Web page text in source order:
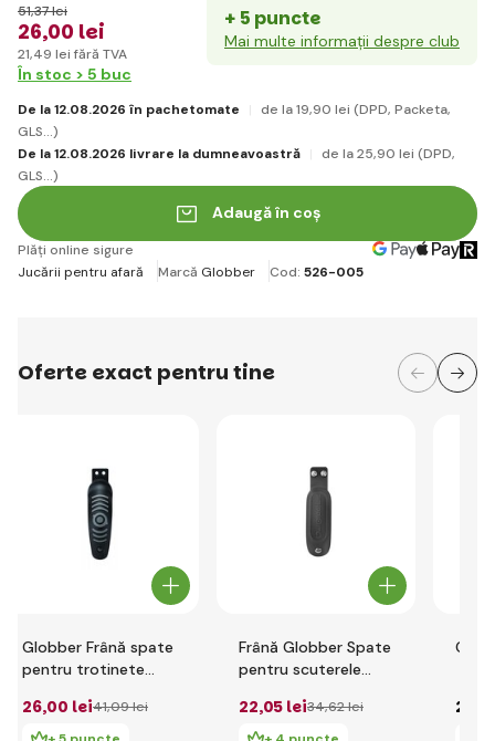
26,00 lei
51,37 lei
21,49 lei fără TVA
+ 5 puncte
Mai multe informații despre club
În stoc > 5 buc
De la 12.08.2026 în pachetomate de la 19,90 lei (DPD, Packeta,
GLS...)
De la 12.08.2026 livrare la dumneavoastră
de la 25,90 lei (DPD,
GLS...)
Adaugă în coș
Plăți online sigure
Jucării pentru afară
Marcă Globber Cod: 526-005
Oferte exact pentru tine
Globber Frână spate
pentru trotinete
26,00 lei41,09 lei
Frână Globber Spate
pentru scuterele
22,05 lei34,62 lei
24